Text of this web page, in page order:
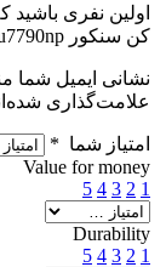
اولین نفری
کن سنکور sbu7790np”
نشانی ایمیل شما
علامت‌گذاری
امتیاز شما *
Value for money
1
2
3
4
5
Durability
1
2
3
4
5